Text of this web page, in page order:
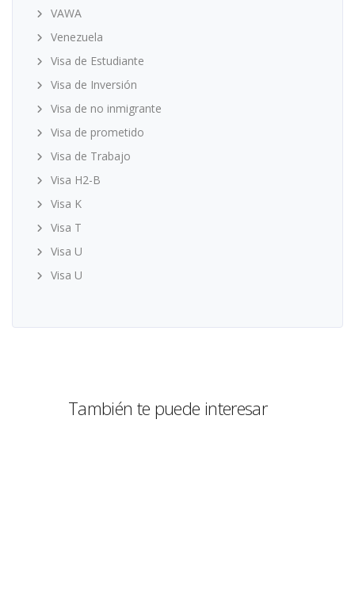
VAWA
Venezuela
Visa de Estudiante
Visa de Inversión
Visa de no inmigrante
Visa de prometido
Visa de Trabajo
Visa H2-B
Visa K
Visa T
Visa U
Visa U
También te puede interesar